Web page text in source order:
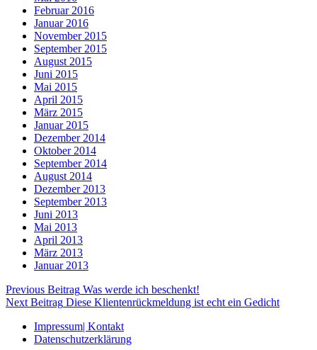
Februar 2016
Januar 2016
November 2015
September 2015
August 2015
Juni 2015
Mai 2015
April 2015
März 2015
Januar 2015
Dezember 2014
Oktober 2014
September 2014
August 2014
Dezember 2013
September 2013
Juni 2013
Mai 2013
April 2013
März 2013
Januar 2013
Beitragsnavigation
Previous Beitrag Was werde ich beschenkt!
Next Beitrag Diese Klientenrückmeldung ist echt ein Gedicht
Impressum| Kontakt
Datenschutzerklärung